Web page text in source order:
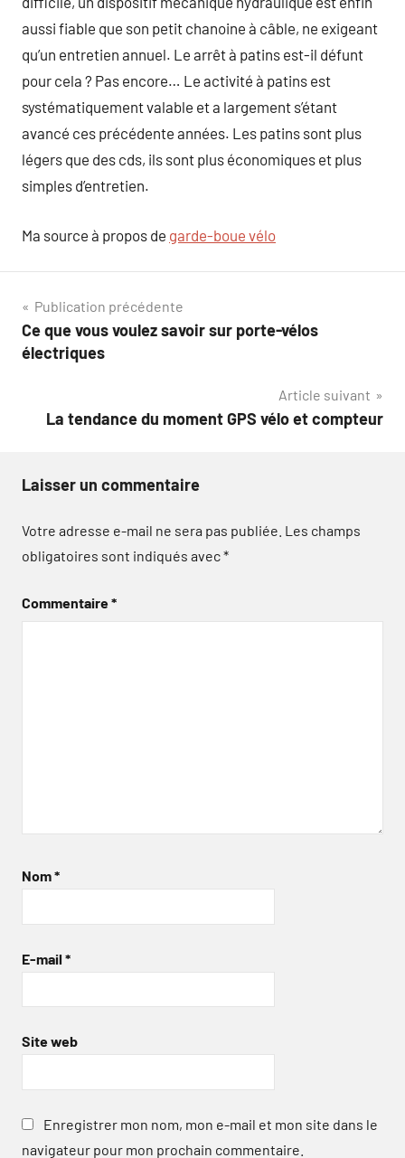
aussi fiable que son petit chanoine à câble, ne exigeant
qu’un entretien annuel. Le arrêt à patins est-il défunt
pour cela ? Pas encore… Le activité à patins est
systématiquement valable et a largement s’étant
avancé ces précédente années. Les patins sont plus
légers que des cds, ils sont plus économiques et plus
simples d’entretien.
Ma source à propos de garde-boue vélo
Navigation
de
Publication précédente
Ce que vous voulez savoir sur porte-vélos
électriques
Article suivant
La tendance du moment GPS vélo et compteur
Laisser un commentaire
Votre adresse e-mail ne sera pas publiée. Les champs
obligatoires sont indiqués avec*
Commentaire*
Nom*
E-mail *
Site web
Enregistrer mon nom, mon e-mail et mon site dans le
navigateur pour mon prochain commentaire.